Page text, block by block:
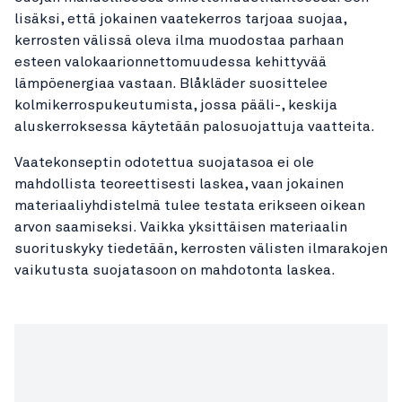
lisäksi, että jokainen vaatekerros tarjoaa suojaa,
kerrosten välissä oleva ilma muodostaa parhaan
esteen valokaarionnettomuudessa kehittyvää
lämpöenergiaa vastaan. Blåkläder suosittelee
kolmikerrospukeutumista, jossa pääli-, keskija
aluskerroksessa käytetään palosuojattuja vaatteita.
Vaatekonseptin odotettua suojatasoa ei ole
mahdollista teoreettisesti laskea, vaan jokainen
materiaaliyhdistelmä tulee testata erikseen oikean
arvon saamiseksi. Vaikka yksittäisen materiaalin
suorituskyky tiedetään, kerrosten välisten ilmarakojen
vaikutusta suojatasoon on mahdotonta laskea.